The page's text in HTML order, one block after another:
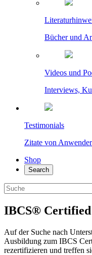
Bücher und
Videos und
Interviews,
Testimonials
Zitate von
Shop
Search
IBCS® Certified
Auf der Suche nach
Ausbildung zum IBCS
rezertifizieren und treffen